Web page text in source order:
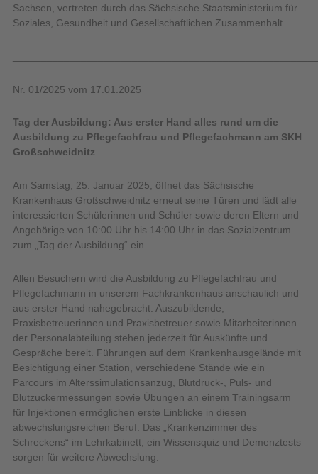
Sachsen, vertreten durch das Sächsische Staatsministerium für
Soziales, Gesundheit und Gesellschaftlichen Zusammenhalt.
Nr. 01/2025 vom 17.01.2025
Tag der Ausbildung: Aus erster Hand alles rund um die
Ausbildung zu Pflegefachfrau und Pflegefachmann am SKH
Großschweidnitz
Am Samstag, 25. Januar 2025, öffnet das Sächsische
Krankenhaus Großschweidnitz erneut seine Türen und lädt alle
interessierten Schülerinnen und Schüler sowie deren Eltern und
Angehörige von 10:00 Uhr bis 14:00 Uhr in das Sozialzentrum
zum „Tag der Ausbildung“ ein.
Allen Besuchern wird die Ausbildung zu Pflegefachfrau und
Pflegefachmann in unserem Fachkrankenhaus anschaulich und
aus erster Hand nahegebracht. Auszubildende,
Praxisbetreuerinnen und Praxisbetreuer sowie Mitarbeiterinnen
der Personalabteilung stehen jederzeit für Auskünfte und
Gespräche bereit. Führungen auf dem Krankenhausgelände mit
Besichtigung einer Station, verschiedene Stände wie ein
Parcours im Alterssimulationsanzug, Blutdruck-, Puls- und
Blutzuckermessungen sowie Übungen an einem Trainingsarm
für Injektionen ermöglichen erste Einblicke in diesen
abwechslungsreichen Beruf. Das „Krankenzimmer des
Schreckens“ im Lehrkabinett, ein Wissensquiz und Demenztests
sorgen für weitere Abwechslung.